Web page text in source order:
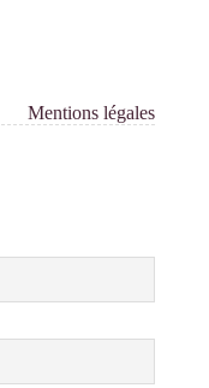
Mentions légales